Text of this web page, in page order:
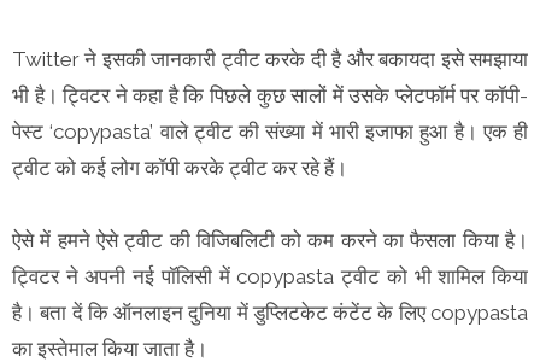
Twitter ने इसकी जानकारी ट्वीट करके दी है और बकायदा इसे समझाया
भी है। ट्विटर ने कहा है कि पिछले कुछ सालों में उसके प्लेटफॉर्म पर कॉपी-
पेस्ट ‘copypasta’ वाले ट्वीट की संख्या में भारी इजाफा हुआ है। एक ही
ट्वीट को कई लोग कॉपी करके ट्वीट कर रहे हैं।
ऐसे में हमने ऐसे ट्वीट की विजिबलिटी को कम करने का फैसला किया है।
ट्विटर ने अपनी नई पॉलिसी में copypasta ट्वीट को भी शामिल किया
है। बता दें कि ऑनलाइन दुनिया में डुप्लिटकेट कंटेंट के लिए copypasta
का इस्तेमाल किया जाता है।